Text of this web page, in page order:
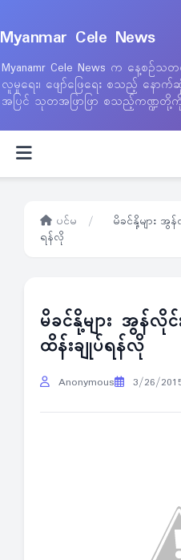
Myanmar Cele News
Myanamr Cele News က နေ့စဉ်သတင်
လူမှုရေး၊ ဖျော်ဖြေရေး စသည့် နောက်
အပြင် သုတအဖြာဖြာ စသည့်ကဏ္ဍတို့ကို
ပင်မ /
မိခင်နို့များ အွ
ရန်လို
မိခင်နို့များ အွန်လိုင်
ထိန်းချုပ်ရန်လို
Anonymous 3/26/